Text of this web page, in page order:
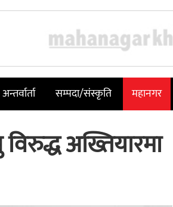
अन्तर्वार्ता सम्पदा/संस्कृति महानगर
अख्तियारमा